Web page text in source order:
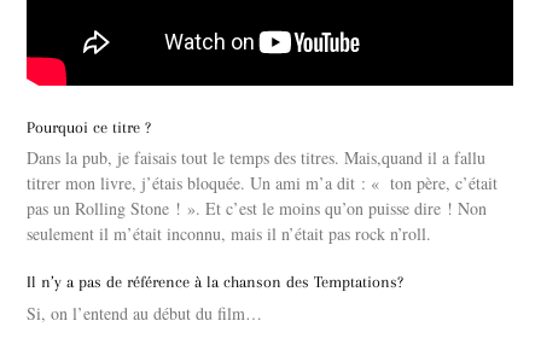
Pourquoi ce titre ?
Dans la pub, je faisais tout le temps des titres. Mais,quand il a fallu
titrer mon livre, j’étais bloquée. Un ami m’a dit : « ton père, c’était
pas un Rolling Stone ! ». Et c’est le moins qu’on puisse dire ! Non
seulement il m’était inconnu, mais il n’était pas rock n’roll.
Il n’y a pas de référence à la chanson des Temptations?
Si, on l’entend au début du film…